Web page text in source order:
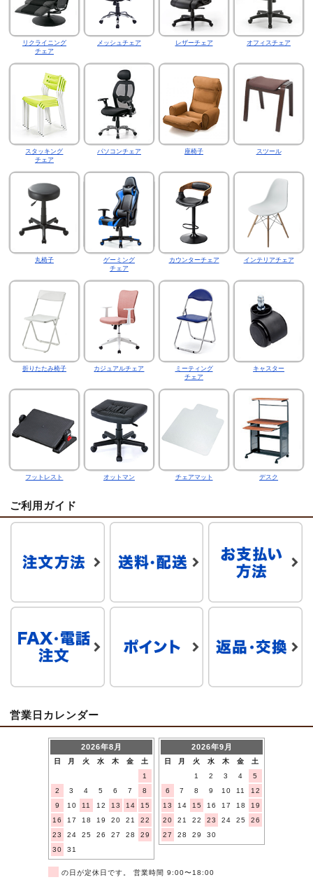
リクライニング
チェア
メッシュチェア レザーチェア オフィスチェア
スタッキング
チェア
パソコンチェア 座椅子 スツール
丸椅子
ゲーミング
チェア
カウンターチェア インテリアチェア
折りたたみ椅子 カジュアルチェア
ミーティング
チェア
キャスター
フットレスト オットマン チェアマット デスク
ご利用ガイド
営業日カレンダー
2026年8月
日 月 火 水 木 金
土
1
2
3 4 5 6 7
8
9
10 11 12 13 14
15
16
17 18 19 20 21
22
23
24 25 26 27 28
29
30
31
2026年9月
日 月 火 水 木 金
土
1
2 3 4
5
6
7 8 9 10 11
12
13
14 15 16 17 18
19
20
21 22 23 24 25
26
27
28 29 30
の日が定休日です。 営業時間 9:00〜18:00